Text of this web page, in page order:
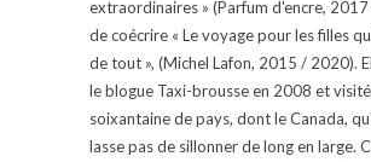
extraordinaires » (Parfum d'encre,
de coécrire « Le voyage pour les filles
de tout », (Michel Lafon, 2015 / 2020).
le blogue Taxi-brousse en 2008 et
soixantaine de pays, dont le Canada,
lasse pas de sillonner de long en large.